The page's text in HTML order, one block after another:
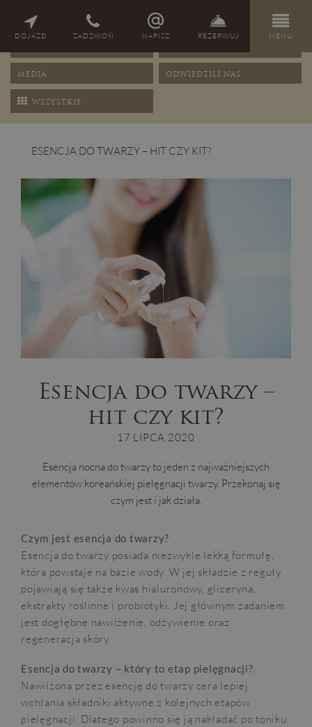
DOJAZD ZADZWOŃ NAPISZ REZERWUJ MENU
NAGRODY
MEDIA ODWIEDZILI NAS
WSZYSTKIE
ESENCJA DO TWARZY – HIT CZY KIT?
Esencja do twarzy –
hit czy kit?
17 LIPCA 2020
Esencja nocna do twarzy to jeden z najważniejszych
elementów koreańskiej pielęgnacji twarzy. Przekonaj się
czym jest i jak działa.
Czym jest esencja do twarzy?
Esencja do twarzy posiada niezwykle lekką formułę,
która powstaje na bazie wody. W jej składzie z reguły
pojawiają się także kwas hialuronowy, gliceryna,
ekstrakty roślinne i probiotyki. Jej głównym zadaniem
jest dogłębne nawilżenie, odżywienie oraz
regeneracja skóry.
Esencja do twarzy – który to etap pielęgnacji?
Nawilżona przez esencję do twarzy cera lepiej
wchłania składniki aktywne z kolejnych etapów
pielęgnacji. Dlatego powinno się ją nakładać po toniku,